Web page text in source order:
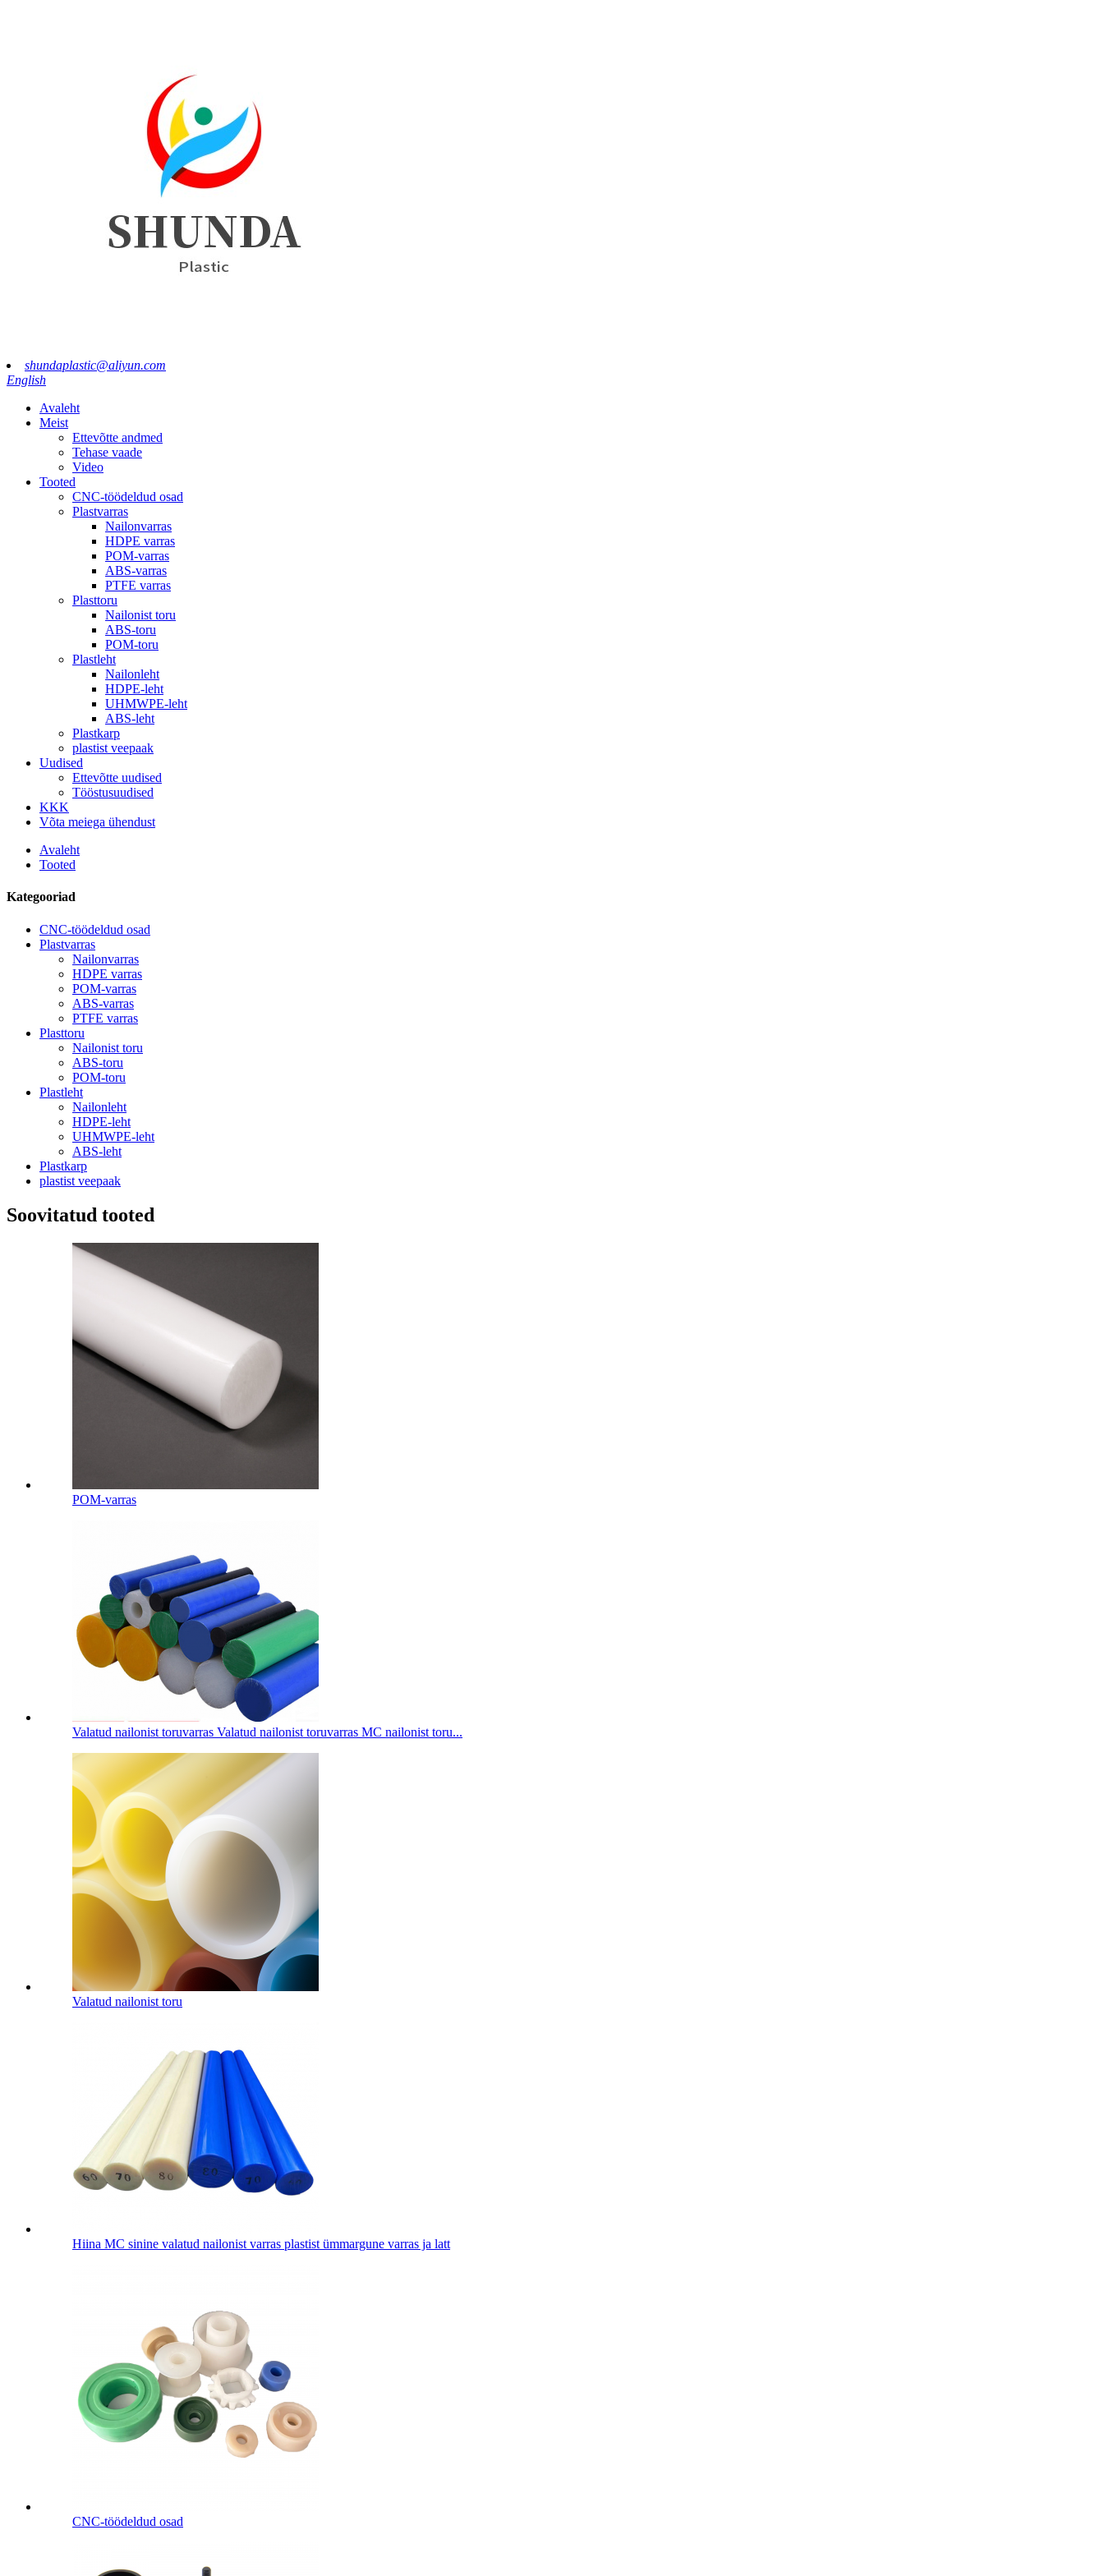
shundaplastic@aliyun.com
English
Avaleht
Meist
Ettevõtte andmed
Tehase vaade
Video
Tooted
CNC-töödeldud osad
Plastvarras
Nailonvarras
HDPE varras
POM-varras
ABS-varras
PTFE varras
Plasttoru
Nailonist toru
ABS-toru
POM-toru
Plastleht
Nailonleht
HDPE-leht
UHMWPE-leht
ABS-leht
Plastkarp
plastist veepaak
Uudised
Ettevõtte uudised
Tööstusuudised
KKK
Võta meiega ühendust
Avaleht
Tooted
Kategooriad
CNC-töödeldud osad
Plastvarras
Nailonvarras
HDPE varras
POM-varras
ABS-varras
PTFE varras
Plasttoru
Nailonist toru
ABS-toru
POM-toru
Plastleht
Nailonleht
HDPE-leht
UHMWPE-leht
ABS-leht
Plastkarp
plastist veepaak
Soovitatud tooted
POM-varras
Valatud nailonist toruvarras Valatud nailonist toruvarras MC nailonist toru...
Valatud nailonist toru
Hiina MC sinine valatud nailonist varras plastist ümmargune varras ja latt
CNC-töödeldud osad